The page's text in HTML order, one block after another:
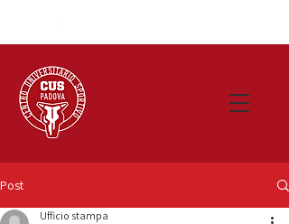
Post
Ufficio stampa